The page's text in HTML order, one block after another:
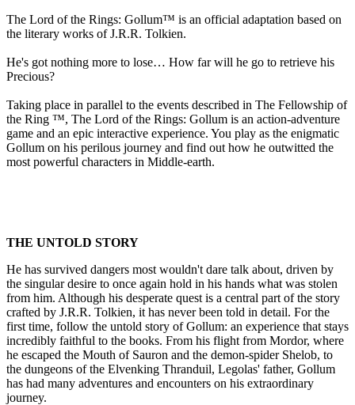
The Lord of the Rings: Gollum™ is an official adaptation based on
the literary works of J.R.R. Tolkien.
He's got nothing more to lose… How far will he go to retrieve his
Precious?
Taking place in parallel to the events described in The Fellowship of
the Ring ™, The Lord of the Rings: Gollum is an action-adventure
game and an epic interactive experience. You play as the enigmatic
Gollum on his perilous journey and find out how he outwitted the
most powerful characters in Middle-earth.
THE UNTOLD STORY
He has survived dangers most wouldn't dare talk about, driven by
the singular desire to once again hold in his hands what was stolen
from him. Although his desperate quest is a central part of the story
crafted by J.R.R. Tolkien, it has never been told in detail. For the
first time, follow the untold story of Gollum: an experience that stays
incredibly faithful to the books. From his flight from Mordor, where
he escaped the Mouth of Sauron and the demon-spider Shelob, to
the dungeons of the Elvenking Thranduil, Legolas' father, Gollum
has had many adventures and encounters on his extraordinary
journey.